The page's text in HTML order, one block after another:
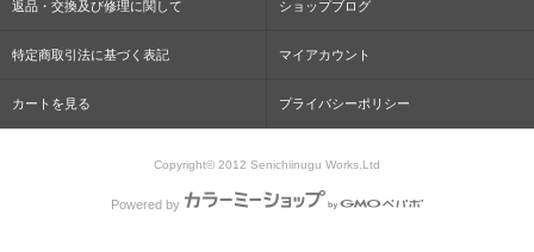
返品・交換及び修理に関して ショップブログ
特定商取引法に基づく表記 マイアカウント
カートを見る プライバシーポリシー
Copyright© 2012 Senichiinugu Works.Ltd
Powered by